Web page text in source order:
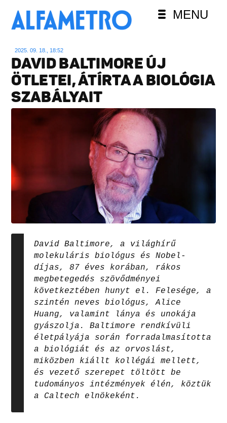
MENU
2025. 09. 18., 18:52
DAVID BALTIMORE ÚJ
ÖTLETEI, ÁTÍRTA A BIOLÓGIA
SZABÁLYAIT
David Baltimore, a világhírű
molekuláris biológus és Nobel-
díjas, 87 éves korában, rákos
megbetegedés szövődményei
következtében hunyt el. Felesége, a
szintén neves biológus, Alice
Huang, valamint lánya és unokája
gyászolja. Baltimore rendkívüli
életpályája során forradalmasította
a biológiát és az orvoslást,
miközben kiállt kollégái mellett,
és vezető szerepet töltött be
tudományos intézmények élén, köztük
a Caltech elnökeként.